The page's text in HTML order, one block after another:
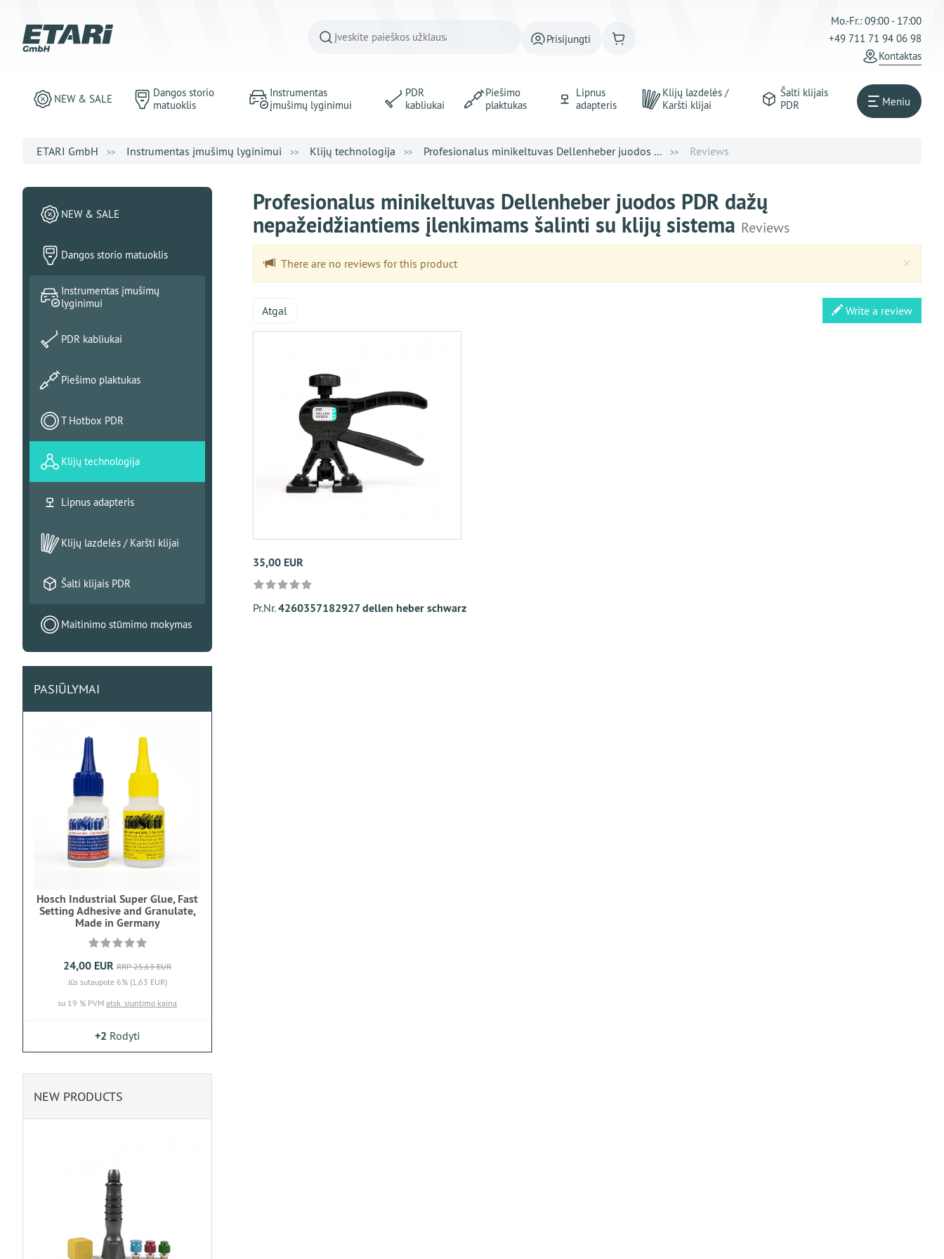
Prisijungti
Mo.-Fr.: 09:00 - 17:00
+49 711 71 94 06 98
Kontaktas
NEW & SALE
Dangos storio
matuoklis
Instrumentas
įmušimų lyginimui
PDR
kabliukai
Piešimo
plaktukas
Lipnus
adapteris
Klijų lazdelės /
Karšti klijai
Šalti klijais
PDR
Meniu
ETARI GmbH Instrumentas įmušimų lyginimui Klijų technologija Profesionalus minikeltuvas Dellenheber juodos ... Reviews
Profesionalus minikeltuvas Dellenheber juodos PDR dažų
nepažeidžiantiems įlenkimams šalinti su klijų sistema Reviews
×
There are no reviews for this product
Atgal
35,00 EUR
Pr.Nr.4260357182927 dellen heber schwarz
Write a review
NEW & SALE
Dangos storio matuoklis
Instrumentas įmušimų
lyginimui
PDR kabliukai
Piešimo plaktukas
T Hotbox PDR
Klijų technologija
Lipnus adapteris
Klijų lazdelės / Karšti klijai
Šalti klijais PDR
Maitinimo stūmimo mokymas
PASIŪLYMAI
Hosch Industrial Super Glue, Fast
Setting Adhesive and Granulate,
Made in Germany
24,00 EUR RRP 25,63 EUR
Jūs sutaupote 6% (1,63 EUR)
su 19 % PVM atsk. siuntimo kaina
+2 Rodyti
NEW PRODUCTS